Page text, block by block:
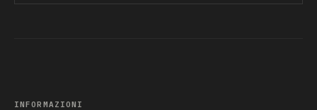
INFORMAZIONI